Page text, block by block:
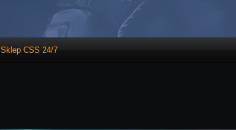
Sklep CSS 24/7